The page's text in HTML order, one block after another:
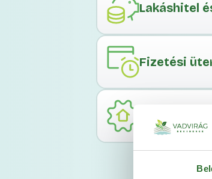
Lakáshitel
Fizetési
Műszaki